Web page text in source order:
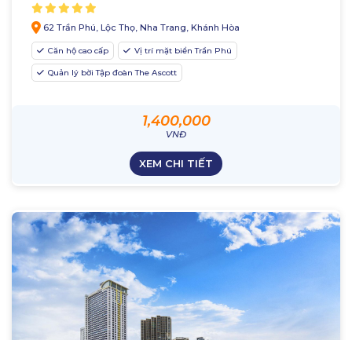
62 Trần Phú, Lộc Thọ, Nha Trang, Khánh Hòa
Căn hộ cao cấp Vị trí mặt biển Trần Phú
Quản lý bời Tập đoàn The Ascott
1,400,000
VNĐ
XEM CHI TIẾT